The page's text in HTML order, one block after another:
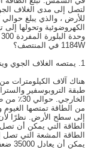
لتصل إلى مدى الغلاف
1184W في المنتصف؟
1. يمتصه الغلاف الجوي وينعكس عليه
هناك آلاف الكيلومترات
طبقة التروبوسفير
إلى سطح الأرض. نظرًا
الطاقة المشعة التي
يمكن أن يعادل 35000 ضعف استهلاك الطاقة العالمي الحالي.